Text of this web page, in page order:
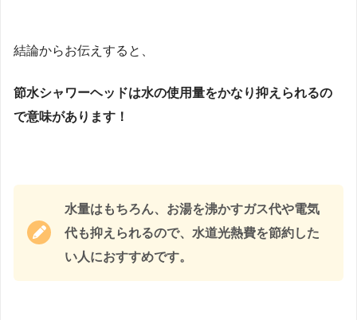
結論からお伝えすると、
節水シャワーヘッドは水の使用量をかなり抑えられるの
で意味があります！
水量はもちろん、お湯を沸かすガス代や電気
代も抑えられるので、水道光熱費を節約した
い人におすすめです。